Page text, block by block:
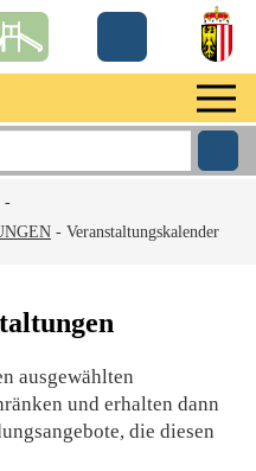
-
- Veranstaltungskalender
ausgewählten
und erhalten dann
die diesen